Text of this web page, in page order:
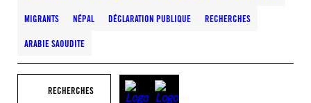
MIGRANTS NÉPAL DÉCLARATION PUBLIQUE RECHERCHES
ARABIE SAOUDITE
RECHERCHES